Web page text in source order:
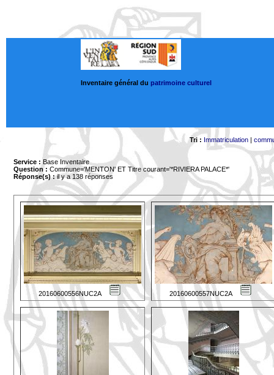
Inventaire général du patrimoine culturel
Tri : Immatriculation|
Service : Base Inventaire
Question : Commune='MENTON' ET Titre courant='*RIVIERA PALACE*'
Réponse(s) :il y a 138 réponses
20160600556NUC2A 20160600557NUC2A